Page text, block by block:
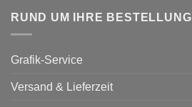
RUND UM IHRE BESTELLUNG
Grafik-Service
Versand & Lieferzeit